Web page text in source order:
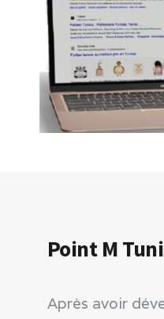
Point M
Après avoir